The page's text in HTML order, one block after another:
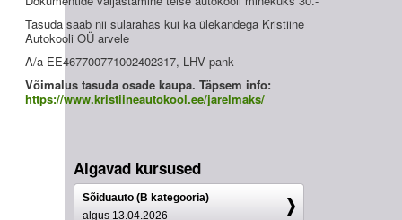
Tasuda saab nii sularahas kui ka ülekandega Kristiine
Autokooli OÜ arvele
A/a EE467700771002402317, LHV pank
Võimalus tasuda osade kaupa. Täpsem info:
https://www.kristiineautokool.ee/jarelmaks/
Algavad kursused
Sõiduauto (B kategooria)
algus 13.04.2026